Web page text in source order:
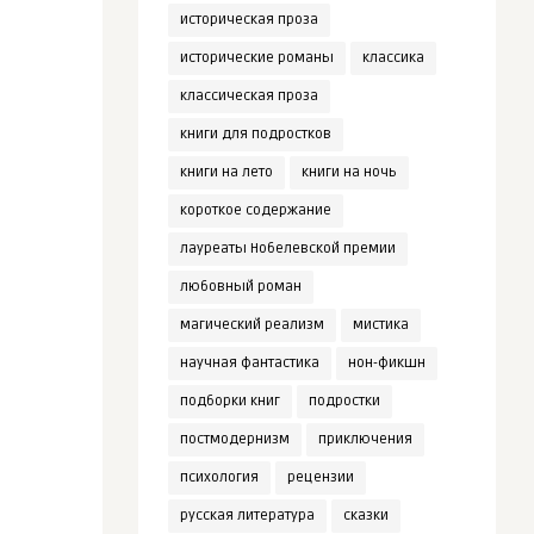
историческая проза
исторические романы классика
классическая проза
книги для подростков
книги на лето книги на ночь
короткое содержание
лауреаты Нобелевской премии
любовный роман
магический реализм мистика
научная фантастика нон-фикшн
подборки книг подростки
постмодернизм приключения
психология рецензии
русская литература сказки